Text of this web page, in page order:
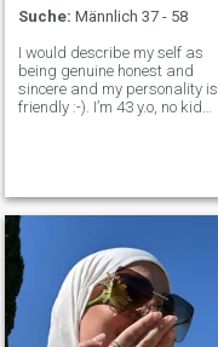
Suche: Männlich 37 - 58
I would describe my self as
being genuine honest and
sincere and my personality is
friendly :-). I’m 43 y.o, no kid
treated. I’m lookin